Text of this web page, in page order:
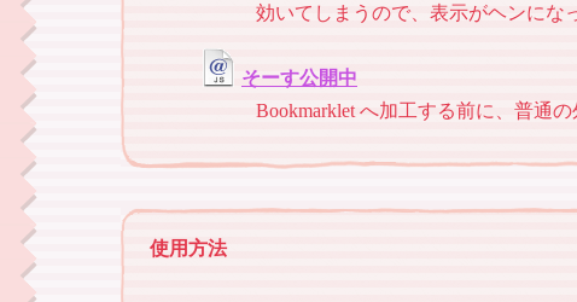
効いてしまうので、表示がヘンにな
そーす公開中
Bookmarklet へ加工する前に、普通
使用方法